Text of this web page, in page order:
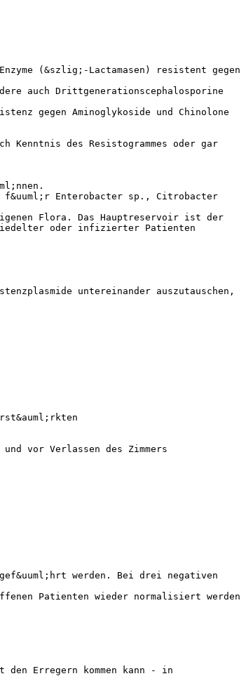
(&szlig;-Lactamasen) resistent gegen
auch Drittgenerationscephalosporine
gegen Aminoglykoside und Chinolone
des Resistogrammes oder gar
f&uuml;r Enterobacter sp., Citrobacter
Flora. Das Hauptreservoir ist der
oder infizierter Patienten
untereinander auszutauschen,
vor Verlassen des Zimmers
werden. Bei drei negativen
Patienten wieder normalisiert werden
den Erregern kommen kann - in